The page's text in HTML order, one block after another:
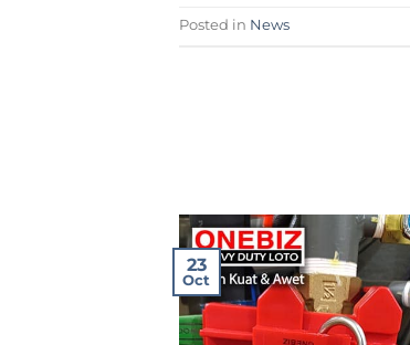
Posted in News
23
Oct